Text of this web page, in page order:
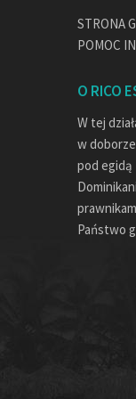
STRONA
POMOC
O RICO
W tej
w
pod egidą
Państwo